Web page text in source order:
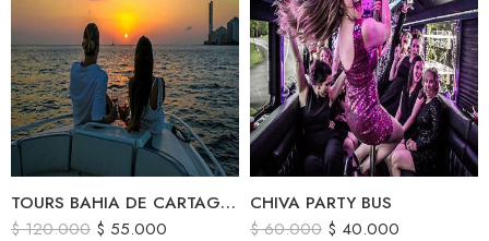
TOURS BAHIA DE CARTAGENA DE INDIAS
$120.000 $ 55.000
CHIVA PARTY BUS
$60.000 $ 40.000